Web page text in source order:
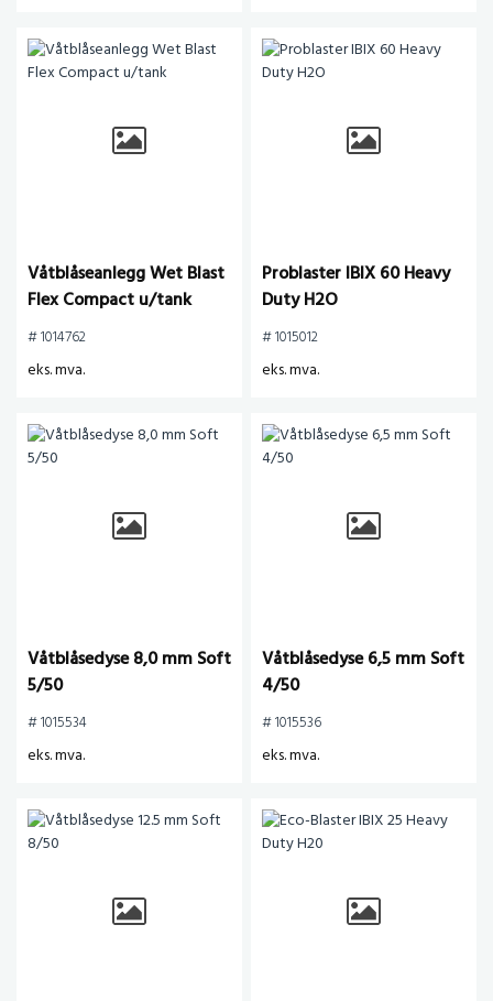
Våtblåseanlegg Wet Blast
Flex Compact u/tank
# 1014762
eks. mva.
Problaster IBIX 60 Heavy
Duty H2O
# 1015012
eks. mva.
Våtblåsedyse 8,0 mm Soft
5/50
# 1015534
eks. mva.
Våtblåsedyse 6,5 mm Soft
4/50
# 1015536
eks. mva.